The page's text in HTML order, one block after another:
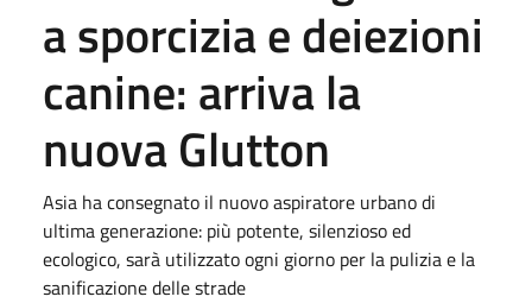
a sporcizia e deiezioni
canine: arriva la
nuova Glutton
Asia ha consegnato il nuovo aspiratore urbano di
ultima generazione: più potente, silenzioso ed
ecologico, sarà utilizzato ogni giorno per la pulizia e la
sanificazione delle strade